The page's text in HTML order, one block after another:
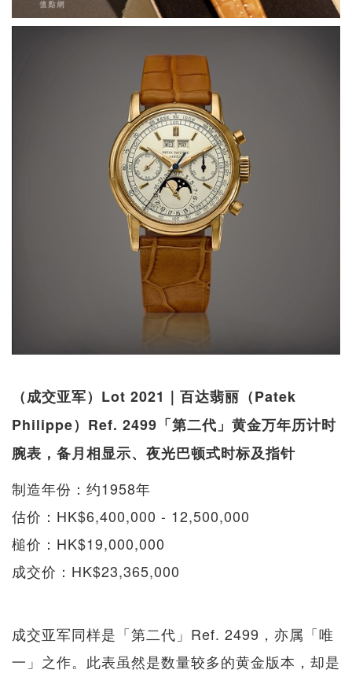
（成交亚军）Lot 2021｜百达翡丽（Patek
Philippe）Ref. 2499「第二代」黄金万年历计时
腕表，备月相显示、夜光巴顿式时标及指针
制造年份：约1958年
估价：HK$6,400,000 - 12,500,000
槌价：HK$19,000,000
成交价：HK$23,365,000
成交亚军同样是「第二代」Ref. 2499，亦属「唯
一」之作。此表虽然是数量较多的黄金版本，却是